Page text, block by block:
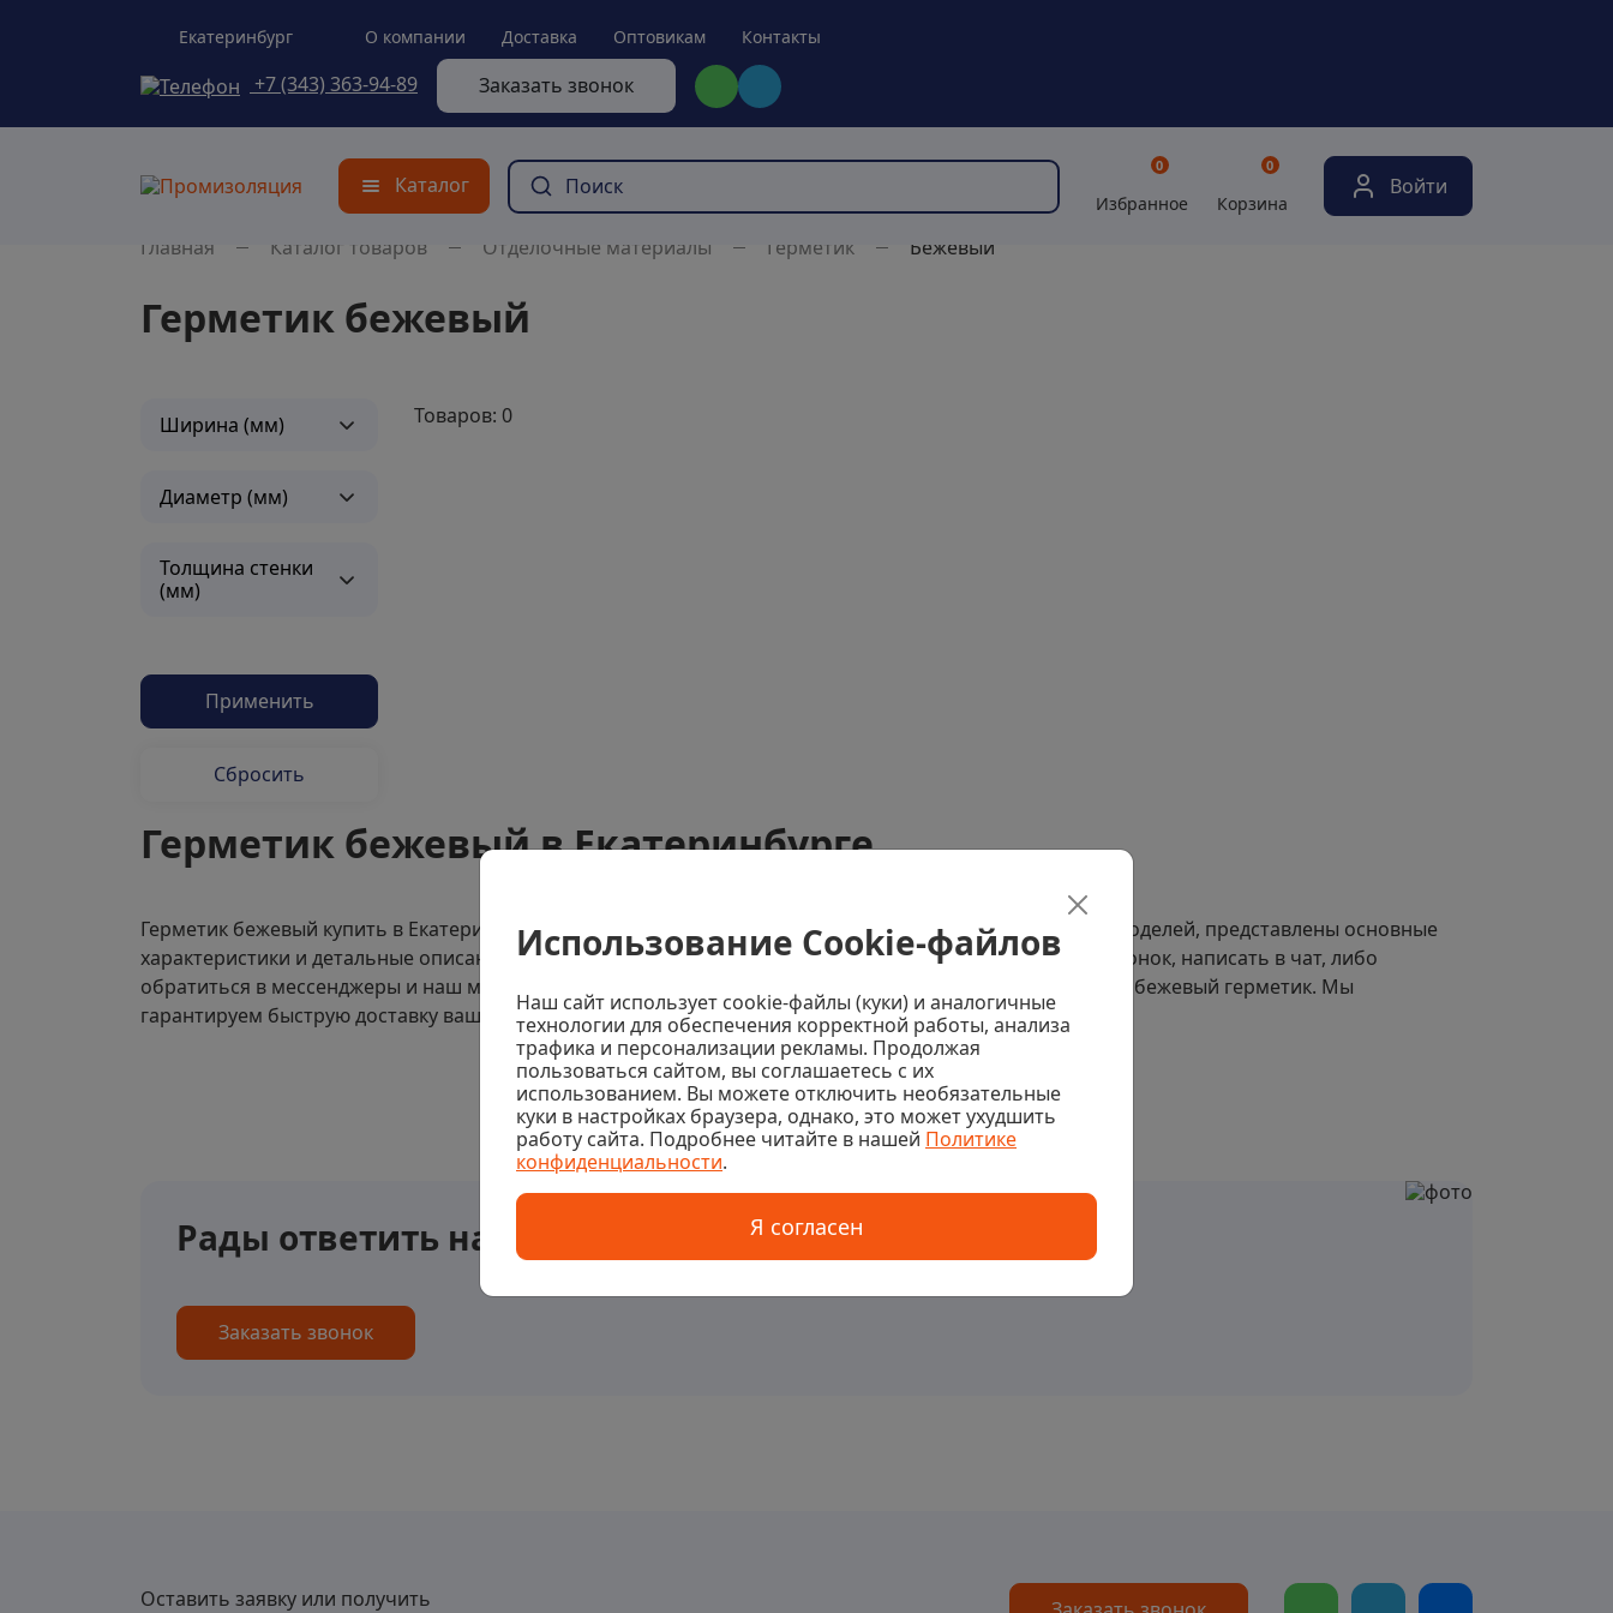
Екатеринбург О компании Доставка Оптовикам Контакты
+7 (343) 363-94-89 Заказать звонок
Каталог
Избранное
0
Корзина
0
Войти
Главная Каталог товаров Отделочные материалы Герметик Бежевый
Герметик бежевый
Ширина (мм)
Диаметр (мм)
Толщина стенки
(мм)
Применить
Сбросить
Товаров: 0
Герметик бежевый в Екатеринбурге
Герметик бежевый купить в Екатеринбурге. На нашем сайте вы найдете низкие цены, широкий выбор моделей, представлены основные
характеристики и детальные описания. Если вам нужна консультация, вы можете заказать обратный звонок, написать в чат, либо
обратиться в мессенджеры и наш менеджер поможет вам определиться с выбором и оформит заказ на бежевый герметик. Мы
гарантируем быструю доставку вашего товара!
Рады ответить на все ваши вопросы
Заказать звонок
Оставить заявку или получить
Использование Cookie-файлов
Наш сайт использует cookie-файлы (куки) и аналогичные
технологии для обеспечения корректной работы, анализа
трафика и персонализации рекламы. Продолжая
пользоваться сайтом, вы соглашаетесь с их
использованием. Вы можете отключить необязательные
куки в настройках браузера, однако, это может ухудшить
работу сайта. Подробнее читайте в нашей Политике
конфиденциальности.
Я согласен